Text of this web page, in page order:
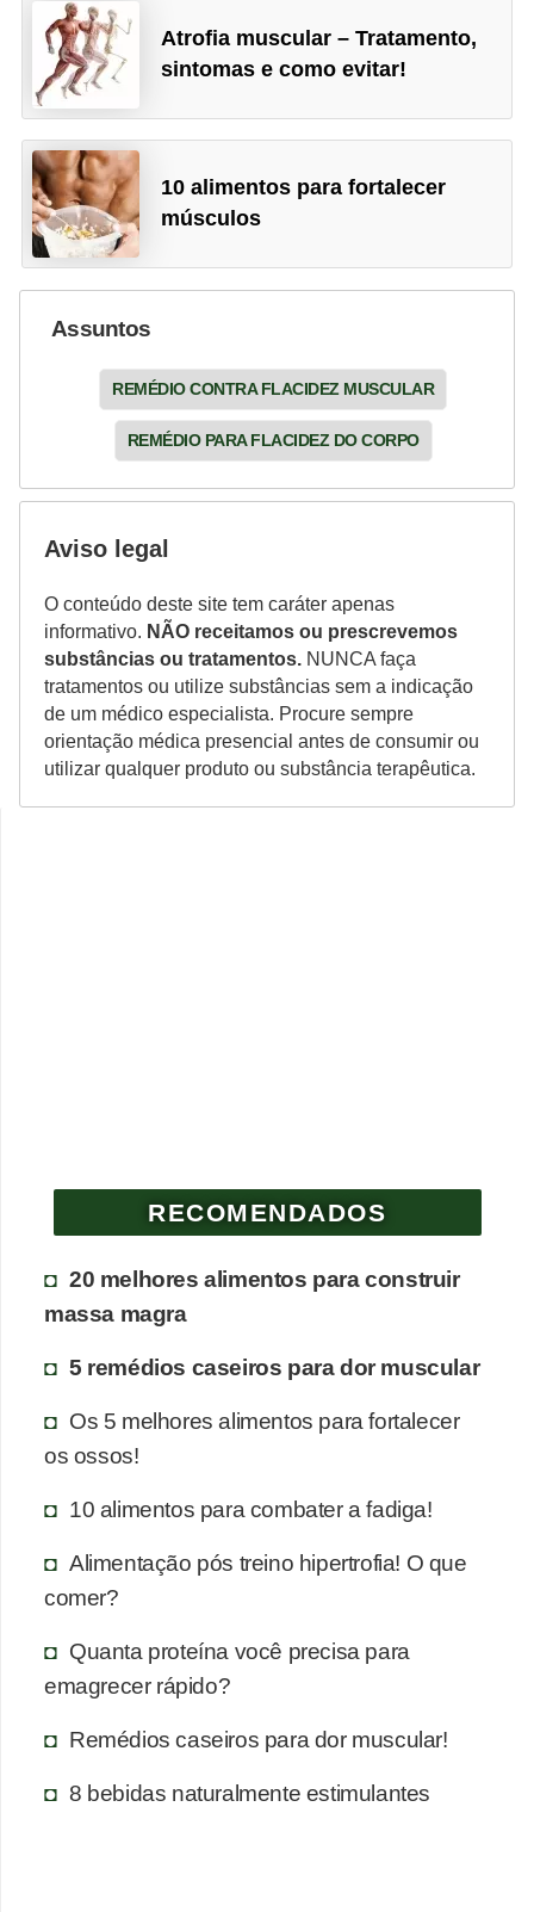
Atrofia muscular – Tratamento,
sintomas e como evitar!
10 alimentos para fortalecer
músculos
Assuntos
REMÉDIO CONTRA FLACIDEZ MUSCULAR
REMÉDIO PARA FLACIDEZ DO CORPO
Aviso legal
O conteúdo deste site tem caráter apenas
informativo. NÃO receitamos ou prescrevemos
substâncias ou tratamentos. NUNCA faça
tratamentos ou utilize substâncias sem a indicação
de um médico especialista. Procure sempre
orientação médica presencial antes de consumir ou
utilizar qualquer produto ou substância terapêutica.
RECOMENDADOS
20 melhores alimentos para construir
massa magra
5 remédios caseiros para dor muscular
Os 5 melhores alimentos para fortalecer
os ossos!
10 alimentos para combater a fadiga!
Alimentação pós treino hipertrofia! O que
comer?
Quanta proteína você precisa para
emagrecer rápido?
Remédios caseiros para dor muscular!
8 bebidas naturalmente estimulantes